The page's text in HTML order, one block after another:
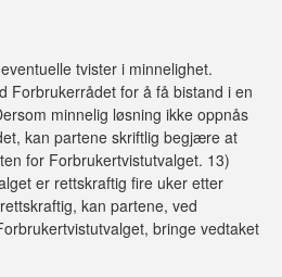
tvister i minnelighet.
Forbrukerrådet for å få bistand i en
minnelig løsning ikke oppnås
kan partene skriftlig begjære at
for Forbrukertvistutvalget. 13)
er rettskraftig fire uker etter
kan partene, ved
bringe vedtaket